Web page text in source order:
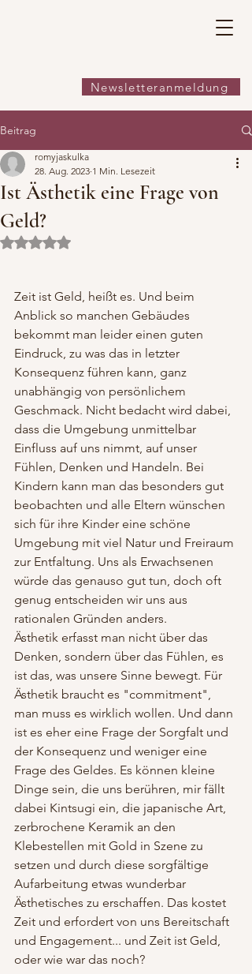
Newsletteranmeldung
Beitrag
Ist Ästhetik eine Frage von
Geld?
romyjaskulka
28. Aug. 2023 1 Min. Lesezeit
Mit NaN von 5 Sternen bewertet.
Zeit ist Geld, heißt es. Und beim
Anblick so manchen Gebäudes
bekommt man leider einen guten
Eindruck, zu was das in letzter
Konsequenz führen kann, ganz
unabhängig von persönlichem
Geschmack. Nicht bedacht wird dabei,
dass die Umgebung unmittelbar
Einfluss auf uns nimmt, auf unser
Fühlen, Denken und Handeln. Bei
Kindern kann man das besonders gut
beobachten und alle Eltern wünschen
sich für ihre Kinder eine schöne
Umgebung mit viel Natur und Freiraum
zur Entfaltung. Uns als Erwachsenen
würde das genauso gut tun, doch oft
genug entscheiden wir uns aus
rationalen Gründen anders.
Ästhetik erfasst man nicht über das
Denken, sondern über das Fühlen, es
ist das, was unsere Sinne bewegt. Für
Ästhetik braucht es "commitment",
man muss es wirklich wollen. Und dann
ist es eher eine Frage der Sorgfalt und
der Konsequenz und weniger eine
Frage des Geldes. Es können kleine
Dinge sein, die uns berühren, mir fällt
dabei Kintsugi ein, die japanische Art,
zerbrochene Keramik an den
Klebestellen mit Gold in Szene zu
setzen und durch diese sorgfältige
Aufarbeitung etwas wunderbar
Ästhetisches zu erschaffen. Das kostet
Zeit und erfordert von uns Bereitschaft
und Engagement... und Zeit ist Geld,
oder wie war das noch?